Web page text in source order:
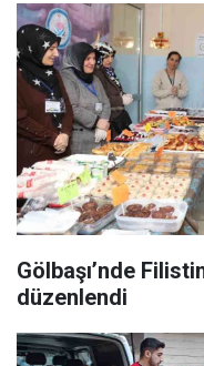
Gölbaşı’nde
düzenlendi